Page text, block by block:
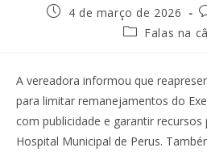
4 de março de 2026
Falas na
A vereadora informou que
para limitar remanejamentos do
com publicidade e garantir
Hospital Municipal de Perus.